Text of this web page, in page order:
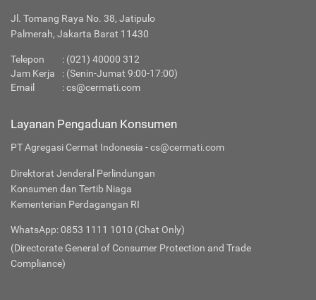
Jl. Tomang Raya No. 38, Jatipulo
Palmerah, Jakarta Barat 11430
Telepon : (021) 40000 312
Jam Kerja
: (Senin-Jumat 9:00-17:00)
Email
:cs@cermati.com
Layanan Pengaduan Konsumen
PT Agregasi Cermat Indonesia - cs@cermati.com
Direktorat Jenderal Perlindungan
Konsumen dan Tertib Niaga
Kementerian Perdagangan RI
WhatsApp: 0853 1111 1010 (Chat Only)
(Directorate General of Consumer Protection and Trade
Compliance)